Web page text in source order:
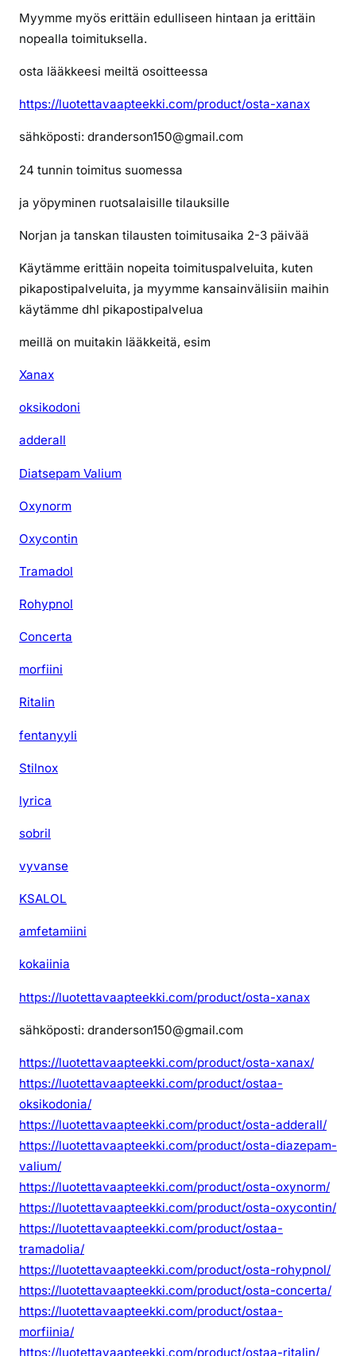
a
x
o
t
n
v
Myymme myös erittäin edulliseen hintaan ja erittäin
nopealla toimituksella.
osta lääkkeesi meiltä osoitteessa
https://luotettavaapteekki.com/product/osta-xanax
sähköposti: dranderson150@gmail.com
24 tunnin toimitus suomessa
ja yöpyminen ruotsalaisille tilauksille
Norjan ja tanskan tilausten toimitusaika 2-3 päivää
Käytämme erittäin nopeita toimituspalveluita, kuten
pikapostipalveluita, ja myymme kansainvälisiin maihin
käytämme dhl pikapostipalvelua
meillä on muitakin lääkkeitä, esim
Xanax
oksikodoni
adderall
Diatsepam Valium
Oxynorm
Oxycontin
Tramadol
Rohypnol
Concerta
morfiini
Ritalin
fentanyyli
Stilnox
lyrica
sobril
vyvanse
KSALOL
amfetamiini
kokaiinia
https://luotettavaapteekki.com/product/osta-xanax
sähköposti: dranderson150@gmail.com
https://luotettavaapteekki.com/product/osta-xanax/
https://luotettavaapteekki.com/product/ostaa-
oksikodonia/
https://luotettavaapteekki.com/product/osta-adderall/
https://luotettavaapteekki.com/product/osta-diazepam-
valium/
https://luotettavaapteekki.com/product/osta-oxynorm/
https://luotettavaapteekki.com/product/osta-oxycontin/
https://luotettavaapteekki.com/product/ostaa-
tramadolia/
https://luotettavaapteekki.com/product/osta-rohypnol/
https://luotettavaapteekki.com/product/osta-concerta/
https://luotettavaapteekki.com/product/ostaa-
morfiinia/
https://luotettavaapteekki.com/product/ostaa-ritalin/